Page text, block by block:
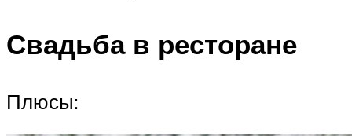
Свадьба в ресторане
Плюсы: